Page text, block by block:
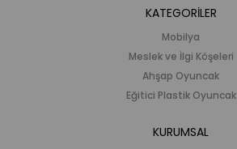
KATEGORİLER
Mobilya
Meslek ve İlgi Köşeleri
Ahşap Oyuncak
Eğitici Plastik Oyuncak
KURUMSAL